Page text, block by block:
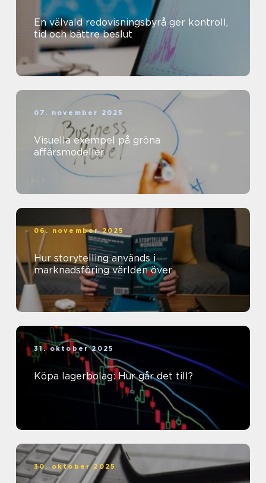
En välvald redovisningsbyrå ger kontroll,
tid och bättre beslut
07. november 2025
Visuella exempel på gröna
affärsmodeller
06. november 2025
Hur storytelling används i
marknadsföring världen över
31. oktober 2025
Köpa lagerbolag: Hur går det till?
30. oktober 2025